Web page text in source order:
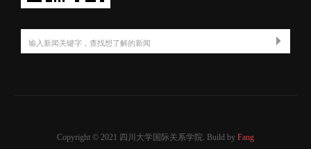
Copyright © 2021 四川大学国际关系学院. Build by Fang